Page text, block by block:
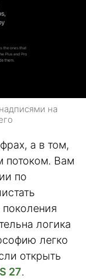
на
а в том,
потоком. Вам
по
поколения
логика
легко
открыть
27.